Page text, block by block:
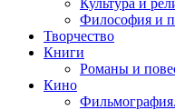
Философия и
Творчество
Книги
Романы и
Кино